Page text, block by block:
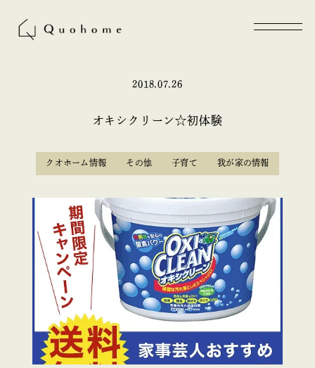
2018.07.26
オキシクリーン☆初体験
クオホーム情報 その他 子育て 我が家の情報